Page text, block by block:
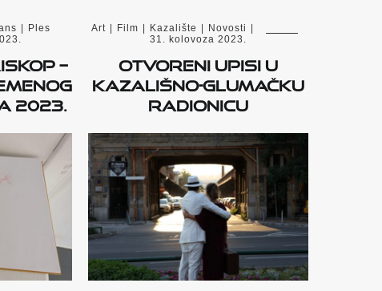
Ples
–
2023.
Art Film Kazalište Novosti
31. kolovoza 2023.
Otvoreni upisi u
kazališno-glumačku
radionicu